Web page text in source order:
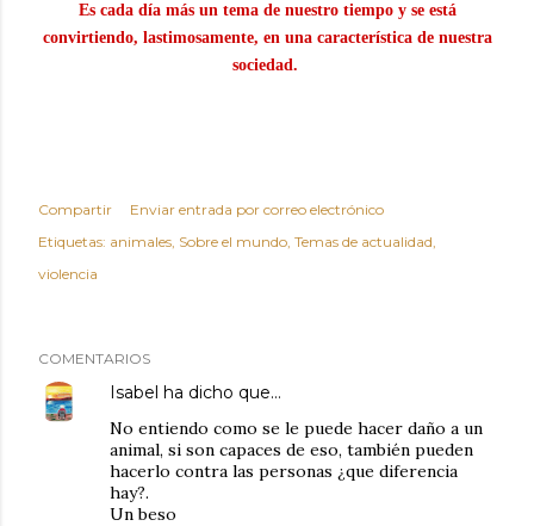
Es cada día más un tema de nuestro tiempo y se está
convirtiendo, lastimosamente, en una característica de nuestra
sociedad.
Compartir
Enviar entrada por correo electrónico
Etiquetas: animales Sobre el mundo Temas de actualidad
violencia
COMENTARIOS
Isabel ha dicho que…
No entiendo como se le puede hacer daño a un
animal, si son capaces de eso, también pueden
hacerlo contra las personas ¿que diferencia
hay?.
Un beso